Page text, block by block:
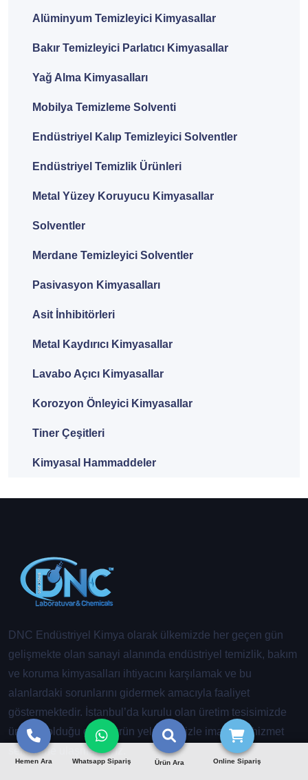
Alüminyum Temizleyici Kimyasallar
Bakır Temizleyici Parlatıcı Kimyasallar
Yağ Alma Kimyasalları
Mobilya Temizleme Solventi
Endüstriyel Kalıp Temizleyici Solventler
Endüstriyel Temizlik Ürünleri
Metal Yüzey Koruyucu Kimyasallar
Solventler
Merdane Temizleyici Solventler
Pasivasyon Kimyasalları
Asit İnhibitörleri
Metal Kaydırıcı Kimyasallar
Lavabo Açıcı Kimyasallar
Korozyon Önleyici Kimyasallar
Tiner Çeşitleri
Kimyasal Hammaddeler
DNC Endüstriyel Kimya olarak ülkemizde her geçen gün
gelişmekte olan sanayi alanında endüstriyel temizlik, bakım
ve koruma kimyasalları ihtiyacını karşılamak ve bu
alanlardaki sorunlarını gidermek amacıyla faaliyet
göstermektedir. İstanbul’da kurulu olan üretim tesisimizde
üretmiş olduğu geniş ürün yelpazemizle imalat ve hizmet
sektörüne ulaşmaktayız.
Hemen Ara Whatsapp Sipariş Ürün Ara Online Sipariş